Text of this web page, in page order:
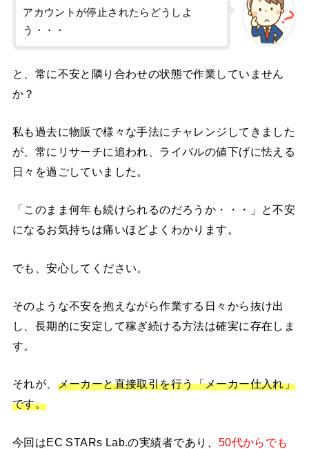
アカウントが停止されたらどうしよ
う・・・
と、常に不安と隣り合わせの状態で作業していません
か？
私も過去に物販で様々な手法にチャレンジしてきました
が、常にリサーチに追われ、ライバルの値下げに怯える
日々を過ごしていました。
「このまま何年も続けられるのだろうか・・・」と不安
になるお気持ちは痛いほどよくわかります。
でも、安心してください。
そのような不安を抱えながら作業する日々から抜け出
し、長期的に安定して稼ぎ続ける方法は確実に存在しま
す。
それが、 メーカーと直接取引を行う「メーカー仕入れ」
です。
今回はEC STARs Lab.の実績者であり、 50代からでも